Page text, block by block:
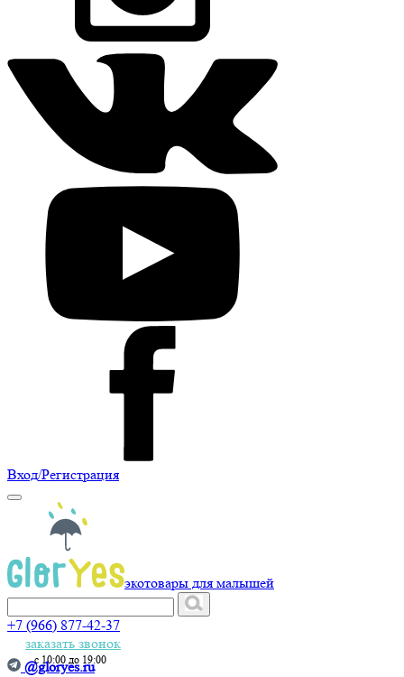
Вход/Регистрация
экотовары для малышей
+7 (966) 877-42-37
заказать звонок
с 10:00 до 19:00
@gloryes.ru